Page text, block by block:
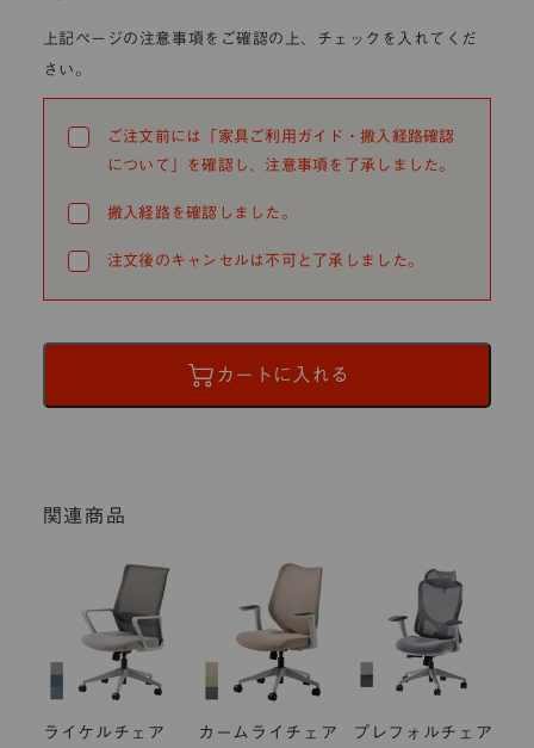
上記ページの注意事項をご確認の上、チェックを入れてくだ
さい。
ご注文前には「家具ご利用ガイド・搬入経路確認
について」を確認し、注意事項を了承しました。
搬入経路を確認しました。
注文後のキャンセルは不可と了承しました。
カートに入れる
関連商品
ライケルチェア カームライチェア プレフォルチェア